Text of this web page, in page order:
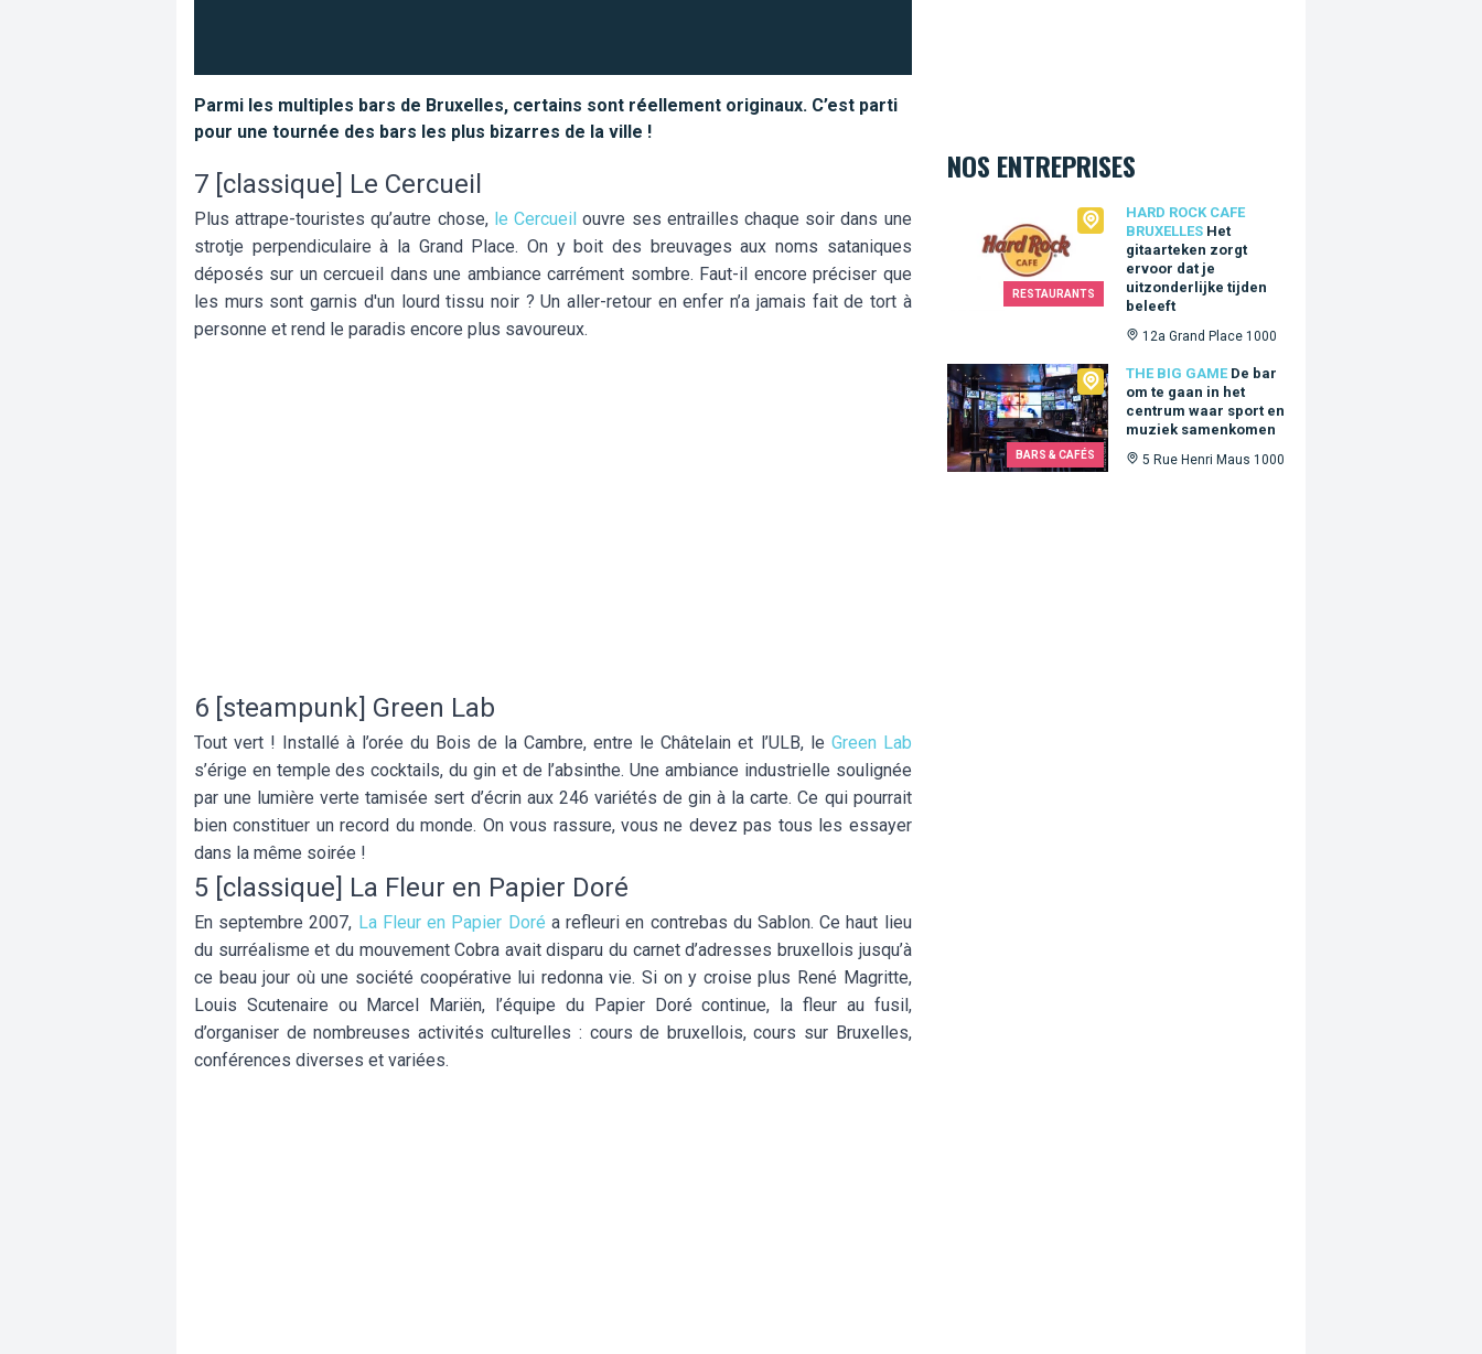
Parmi les multiples bars de Bruxelles, certains sont réellement originaux. C’est parti
pour une tournée des bars les plus bizarres de la ville !
7 [classique] Le Cercueil
Plus attrape-touristes qu’autre chose, le Cercueil ouvre ses entrailles chaque soir dans une
strotje perpendiculaire à la Grand Place. On y boit des breuvages aux noms sataniques
déposés sur un cercueil dans une ambiance carrément sombre. Faut-il encore préciser que
les murs sont garnis d'un lourd tissu noir ? Un aller-retour en enfer n’a jamais fait de tort à
personne et rend le paradis encore plus savoureux.
6 [steampunk] Green Lab
Tout vert ! Installé à l’orée du Bois de la Cambre, entre le Châtelain et l’ULB, le Green Lab
s’érige en temple des cocktails, du gin et de l’absinthe. Une ambiance industrielle soulignée
par une lumière verte tamisée sert d’écrin aux 246 variétés de gin à la carte. Ce qui pourrait
bien constituer un record du monde. On vous rassure, vous ne devez pas tous les essayer
dans la même soirée !
5 [classique] La Fleur en Papier Doré
En septembre 2007, La Fleur en Papier Doré a refleuri en contrebas du Sablon. Ce haut lieu
du surréalisme et du mouvement Cobra avait disparu du carnet d’adresses bruxellois jusqu’à
ce beau jour où une société coopérative lui redonna vie. Si on y croise plus René Magritte,
Louis Scutenaire ou Marcel Mariën, l’équipe du Papier Doré continue, la fleur au fusil,
d’organiser de nombreuses activités culturelles : cours de bruxellois, cours sur Bruxelles,
conférences diverses et variées.
NOS ENTREPRISES
RESTAURANTS
HARD ROCK CAFE
BRUXELLES Het
gitaarteken zorgt
ervoor dat je
uitzonderlijke tijden
beleeft
12a Grand Place 1000
Hard Rock Cafe Bruxelles
BARS & CAFÉS
THE BIG GAME De bar
om te gaan in het
centrum waar sport en
muziek samenkomen
5 Rue Henri Maus 1000
The Big Game